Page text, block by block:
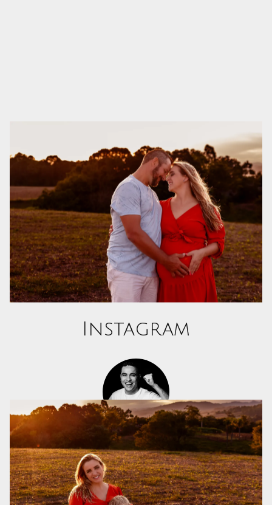
Instagram
Elias Mello Fotografias
@eliasmellofotografias
4722seguidores
Seguir